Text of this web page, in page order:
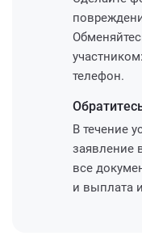
телефон.
В течение
заявление
все
и выплата